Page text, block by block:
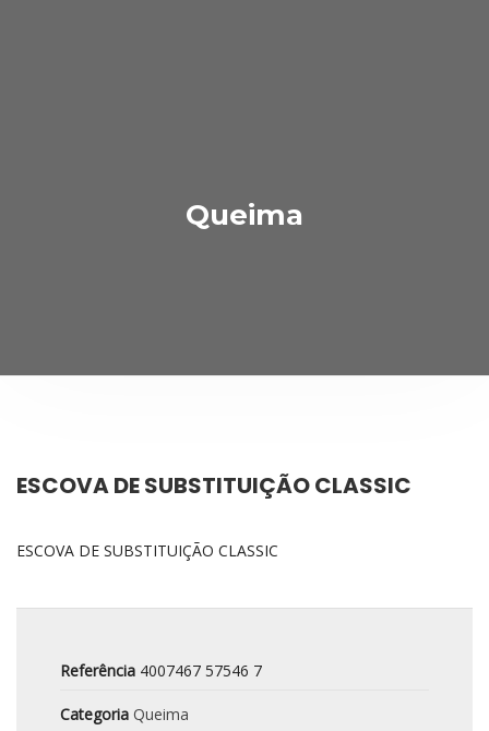
Queima
ESCOVA DE SUBSTITUIÇÃO CLASSIC
ESCOVA DE SUBSTITUIÇÃO CLASSIC
Referência 4007467 57546 7
Categoria Queima